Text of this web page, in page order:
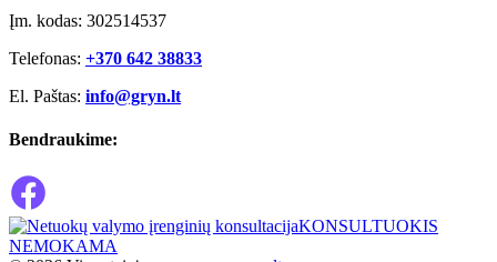
Įm. kodas: 302514537
Telefonas: +370 642 38833
El. Paštas: info@gryn.lt
Bendraukime:
KONSULTUOKIS
NEMOKAMA